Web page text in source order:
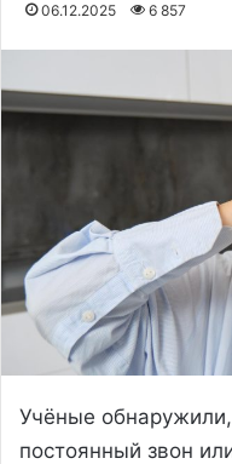
06.12.2025 6 857
Учёные обнаружили,
постоянный звон